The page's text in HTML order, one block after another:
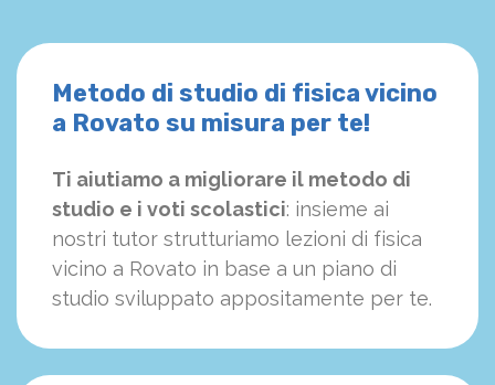
Metodo di studio di fisica vicino
a Rovato su misura per te!
Ti aiutiamo a migliorare il metodo di
studio e i voti scolastici: insieme ai
nostri tutor strutturiamo lezioni di fisica
vicino a Rovato in base a un piano di
studio sviluppato appositamente per te.